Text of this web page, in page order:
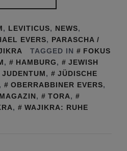
, LEVITICUS, NEWS,
EVERS, PARASCHA /
TAGGED IN
FOKUS
, HAMBURG,
JEWISH
JUDENTUM,
JÜDISCHE
, OBERRABBINER EVERS,
, TORA,
, WAJIKRA: RUHE